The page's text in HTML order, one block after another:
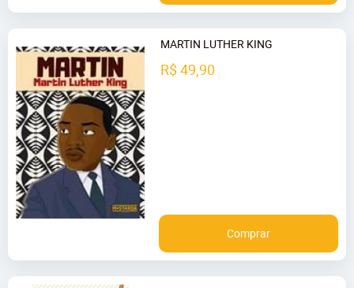
MARTIN LUTHER KING
R$ 49,90
Comprar